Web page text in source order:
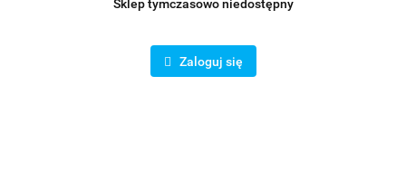
Sklep tymczasowo niedostępny
Zaloguj się